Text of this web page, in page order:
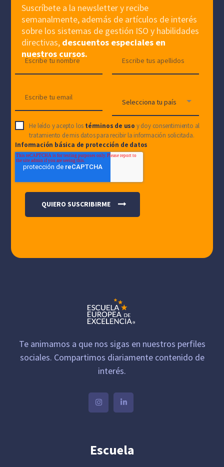
Suscríbete a la newsletter y recibe
semanalmente, además de artículos de interés
sobre los sistemas de gestión ISO y habilidades
directivas, descuentos especiales en
nuestros cursos.
He leído y acepto los términos de uso y doy consentimiento al
tratamiento de mis datos para recibir la información solicitada.
Información básica de protección de datos
Te animamos a que nos sigas en nuestros perfiles
sociales. Compartimos diariamente contenido de
interés.
Escuela